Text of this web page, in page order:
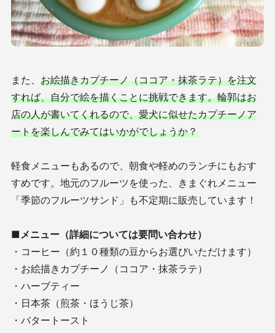
また、 お絵描きカプチーノ（ココア・抹茶ラテ）を注文
すれば、自分で絵を描くことに挑戦できます。輪郭はお
店の人が書いてくれるので、愛犬に似せたカプチーノア
ートを楽しんでみてはいかがでしょうか？
軽食メニューもあるので、朝食や軽めのランチにもおす
すめです。地元のフルーツを使った、きまぐれメニュー
「季節のフルーツサンド」も不定期に販売しています！
■メニュー（詳細については要問い合わせ）
・コーヒー（約１０種類の豆からお選びいただけます）
・お絵描きカプチーノ（ココア・抹茶ラテ）
・ハーブティー
・日本茶（煎茶・ほうじ茶）
・バタートースト